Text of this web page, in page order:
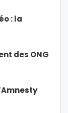
: la
des ONG